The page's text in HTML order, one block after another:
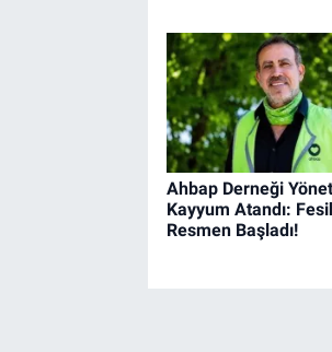
Ahbap Derneği
Kayyum Atandı:
Resmen Başladı!